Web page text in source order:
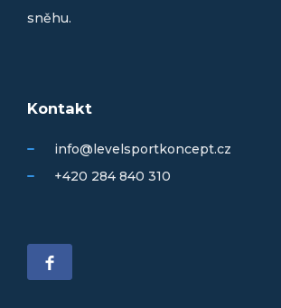
sněhu.
Kontakt
info@levelsportkoncept.cz
+420 284 840 310